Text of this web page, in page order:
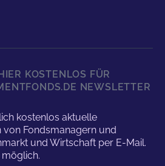
KOSTENLOS FÜR
NEWSLETTER
kostenlos aktuelle
von Fondsmanagern und
und Wirtschaft per E-Mail.